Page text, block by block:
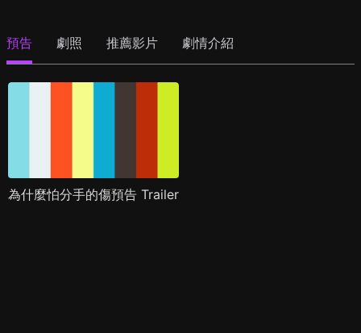
預告 劇照 推薦影片 劇情介紹
為什麼怕分手的傷預告 Trailer